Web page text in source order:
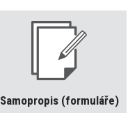
Samopropis (formuláře)